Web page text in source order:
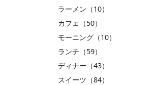
ラーメン（10）
カフェ（50）
モーニング（10）
ランチ（59）
ディナー（43）
スイーツ（84）